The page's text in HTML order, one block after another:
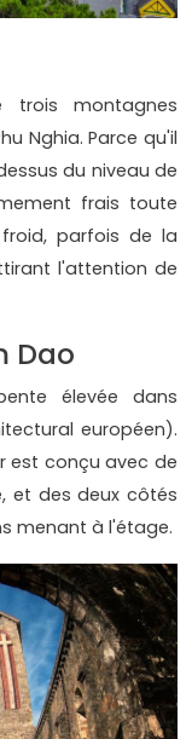
montagnes
Nghia. Parce qu'il
du niveau de
frais toute
parfois de la
l'attention de
Dao
élevée dans
européen).
est conçu avec de
et des deux côtés
menant à l'étage.